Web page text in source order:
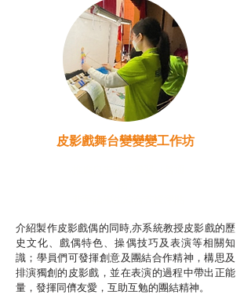
皮影戲舞台變變變工作坊
介紹製作皮影戲偶的同時,亦系統教授皮影戲的歷
史文化、戲偶特色、操偶技巧及表演等相關知
識；學員們可發揮創意及團結合作精神，構思及
排演獨創的皮影戲，並在表演的過程中帶出正能
量，發揮同儕友愛，互助互勉的團結精神。